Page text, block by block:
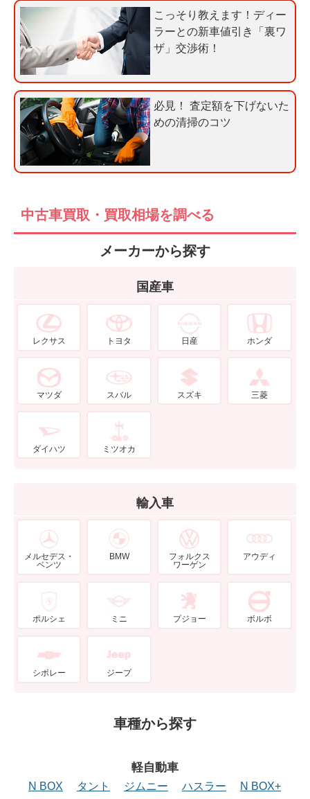
定
申
込
み
こっそり教えます！ディー
ラーとの新車値引き「裏ワ
ザ」交渉術！
必見！ 査定額を下げないた
めの清掃のコツ
中古車買取・買取相場を調べる
メーカーから探す
国産車
レクサス トヨタ 日産 ホンダ
マツダ スバル スズキ 三菱
ダイハツ ミツオカ
輸入車
メルセデス・
ベンツ
BMW
フォルクス
ワーゲン
アウディ
ポルシェ ミニ プジョー ボルボ
シボレー ジープ
車種から探す
軽自動車
N BOX タント ジムニー ハスラー N BOX+